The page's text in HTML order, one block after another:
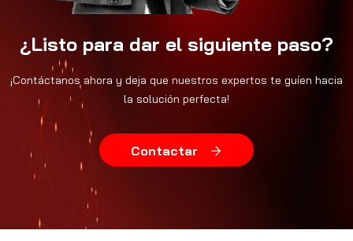
¿Listo para dar el siguiente paso?
¡Contáctanos ahora y deja que nuestros expertos te guíen hacia
la solución perfecta!
Contactar